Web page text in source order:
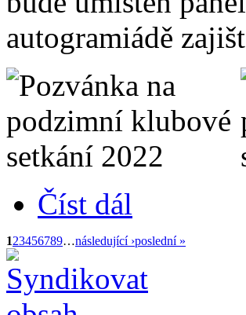
autogramiádě
Číst dál
123456789…následující ›poslední »